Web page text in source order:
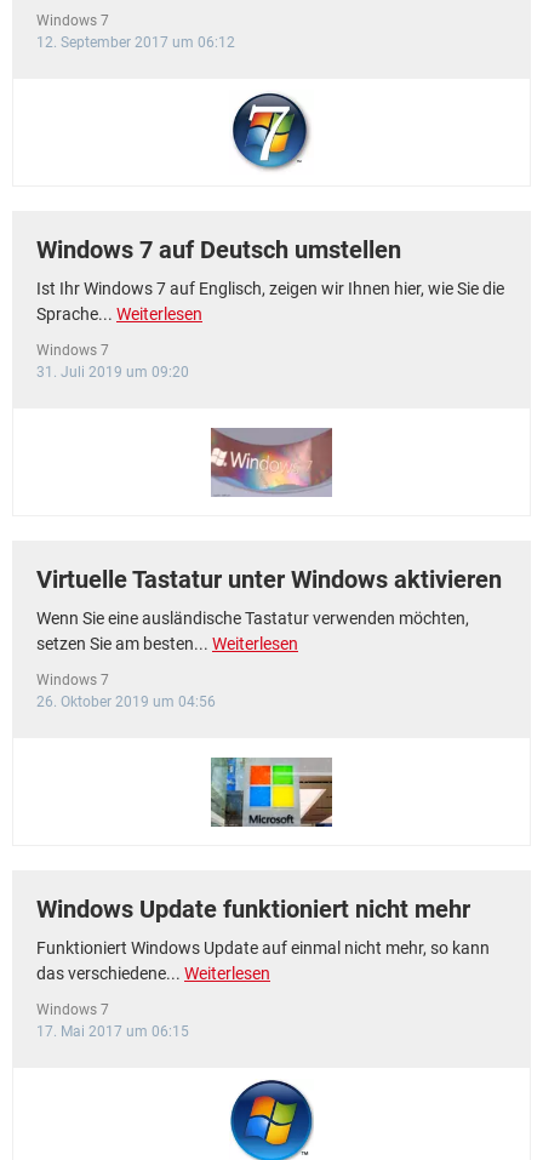
Windows 7
12. September 2017 um 06:12
Windows 7 auf Deutsch umstellen
Ist Ihr Windows 7 auf Englisch, zeigen wir Ihnen hier, wie Sie die
Sprache... Weiterlesen
Windows 7
31. Juli 2019 um 09:20
Virtuelle Tastatur unter Windows aktivieren
Wenn Sie eine ausländische Tastatur verwenden möchten,
setzen Sie am besten... Weiterlesen
Windows 7
26. Oktober 2019 um 04:56
Windows Update funktioniert nicht mehr
Funktioniert Windows Update auf einmal nicht mehr, so kann
das verschiedene... Weiterlesen
Windows 7
17. Mai 2017 um 06:15